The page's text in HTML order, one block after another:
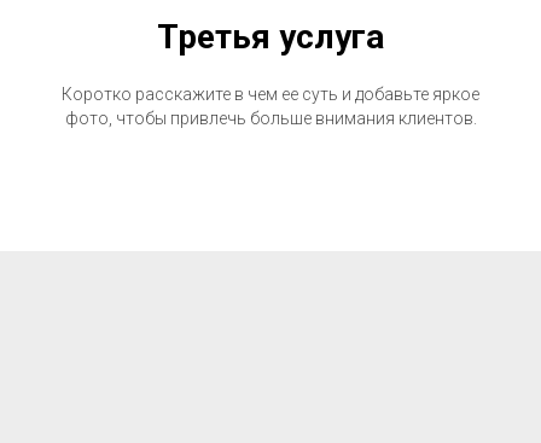
Третья услуга
Коротко расскажите в чем ее суть и добавьте яркое
фото, чтобы привлечь больше внимания клиентов.